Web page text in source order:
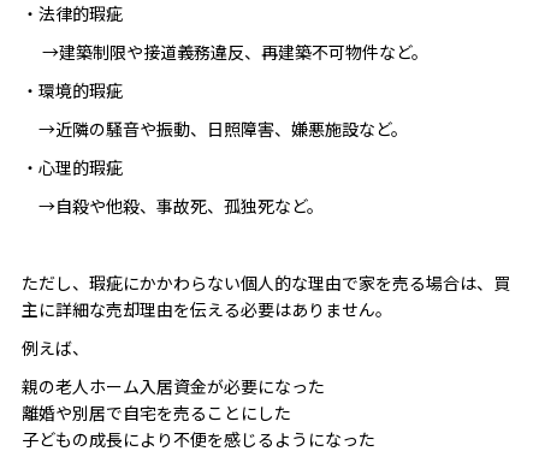
・法律的瑕疵
→建築制限や接道義務違反、再建築不可物件など。
・環境的瑕疵
→近隣の騒音や振動、日照障害、嫌悪施設など。
・心理的瑕疵
→自殺や他殺、事故死、孤独死など。
ただし、瑕疵にかかわらない個人的な理由で家を売る場合は、買
主に詳細な売却理由を伝える必要はありません。
例えば、
親の老人ホーム入居資金が必要になった
離婚や別居で自宅を売ることにした
子どもの成長により不便を感じるようになった